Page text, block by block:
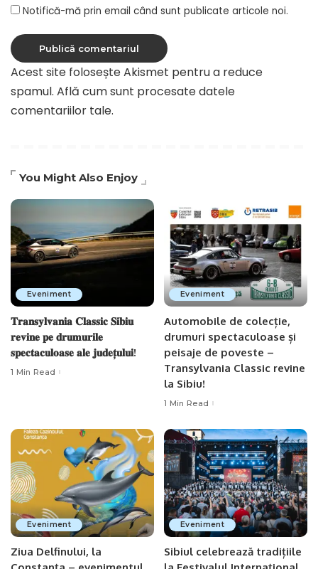
Notifică-mă prin email când sunt publicate articole noi.
Acest site folosește Akismet pentru a reduce
spamul. Află cum sunt procesate datele
comentariilor tale.
You Might Also Enjoy
Eveniment
𝐓𝐫𝐚𝐧𝐬𝐲𝐥𝐯𝐚𝐧𝐢𝐚 𝐂𝐥𝐚𝐬𝐬𝐢𝐜 𝐒𝐢𝐛𝐢𝐮
𝐫𝐞𝐯𝐢𝐧𝐞 𝐩𝐞 𝐝𝐫𝐮𝐦𝐮𝐫𝐢𝐥𝐞
𝐬𝐩𝐞𝐜𝐭𝐚𝐜𝐮𝐥𝐨𝐚𝐬𝐞 𝐚𝐥𝐞 𝐣𝐮𝐝𝐞𝐭̦𝐮𝐥𝐮𝐢!
1 Min Read
Eveniment
Automobile de colecție,
drumuri spectaculoase și
peisaje de poveste –
Transylvania Classic revine
la Sibiu!
1 Min Read
Eveniment
Ziua Delfinului, la
Eveniment
Sibiul celebrează tradițiile